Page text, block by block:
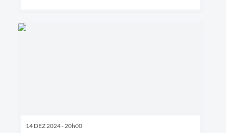
14 DEZ 2024 - 20h00